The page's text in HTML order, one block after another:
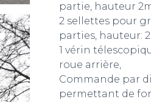
partie, hauteur
2 sellettes pour
parties, hauteur:
1 vérin
roue arrière,
Commande par
permettant de